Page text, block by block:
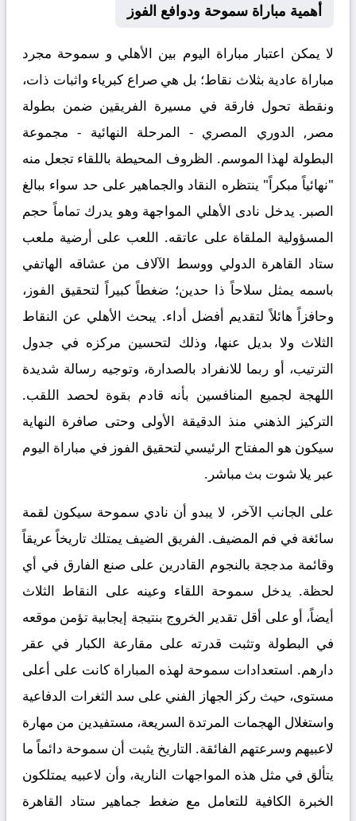
أهمية مباراة سموحة ودوافع الفوز
لا يمكن اعتبار مباراة اليوم بين الأهلي و سموحة مجرد
مباراة عادية بثلاث نقاط؛ بل هي صراع كبرياء واثبات ذات،
ونقطة تحول فارقة في مسيرة الفريقين ضمن بطولة
مصر, الدوري المصري - المرحلة النهائية - مجموعة
البطولة لهذا الموسم. الظروف المحيطة باللقاء تجعل منه
"نهائياً مبكراً" ينتظره النقاد والجماهير على حد سواء ببالغ
الصبر. يدخل نادى الأهلي المواجهة وهو يدرك تماماً حجم
المسؤولية الملقاة على عاتقه. اللعب على أرضية ملعب
ستاد القاهرة الدولي ووسط الآلاف من عشاقه الهاتفي
باسمه يمثل سلاحاً ذا حدين؛ ضغطاً كبيراً لتحقيق الفوز،
وحافزاً هائلاً لتقديم أفضل أداء. يبحث الأهلي عن النقاط
الثلاث ولا بديل عنها، وذلك لتحسين مركزه في جدول
الترتيب، أو ربما للانفراد بالصدارة، وتوجيه رسالة شديدة
اللهجة لجميع المنافسين بأنه قادم بقوة لحصد اللقب.
التركيز الذهني منذ الدقيقة الأولى وحتى صافرة النهاية
سيكون هو المفتاح الرئيسي لتحقيق الفوز في مباراة اليوم
عبر يلا شوت بث مباشر .
على الجانب الآخر، لا يبدو أن نادي سموحة سيكون لقمة
سائغة في فم المضيف. الفريق الضيف يمتلك تاريخاً عريقاً
وقائمة مدججة بالنجوم القادرين على صنع الفارق في أي
لحظة. يدخل سموحة اللقاء وعينه على النقاط الثلاث
أيضاً، أو على أقل تقدير الخروج بنتيجة إيجابية تؤمن موقعه
في البطولة وتثبت قدرته على مقارعة الكبار في عقر
دارهم. استعدادات سموحة لهذه المباراة كانت على أعلى
مستوى، حيث ركز الجهاز الفني على سد الثغرات الدفاعية
واستغلال الهجمات المرتدة السريعة، مستفيدين من مهارة
لاعبيهم وسرعتهم الفائقة. التاريخ يثبت أن سموحة دائماً ما
يتألق في مثل هذه المواجهات النارية، وأن لاعبيه يمتلكون
الخبرة الكافية للتعامل مع ضغط جماهير ستاد القاهرة